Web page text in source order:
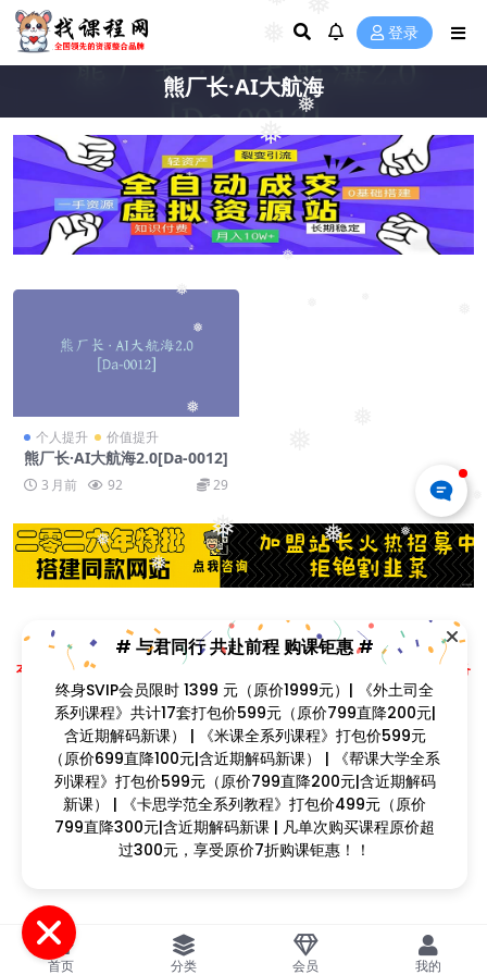
❅
❅
❅
❅
❅
❅
❅
❅
❅
❅
❅
❅
❅
❅
❅
❅
❅
❅
❅
登录
熊厂长·AI大航海
个人提升 价值提升
熊厂长·AI大航海2.0[Da-0012]
3 月前 92 29
Copyright © 2023找课程网- All rights reserved
本站支持课程资源互换，优质课程资源互换请联系微信在线客服：zkcw598 (备
注：课程互换)
闽ICP备2022077749号
首页 分类 会员 我的
# 与君同行 共赴前程 购课钜惠 #
终身SVIP会员限时 1399 元（原价1999元）| 《外土司全
系列课程》共计17套打包价599元（原价799直降200元|
含近期解码新课） | 《米课全系列课程》打包价599元
（原价699直降100元|含近期解码新课） | 《帮课大学全系
列课程》打包价599元（原价799直降200元|含近期解码
新课） | 《卡思学范全系列教程》打包价499元（原价
799直降300元|含近期解码新课 | 凡单次购买课程原价超
过300元，享受原价7折购课钜惠！！